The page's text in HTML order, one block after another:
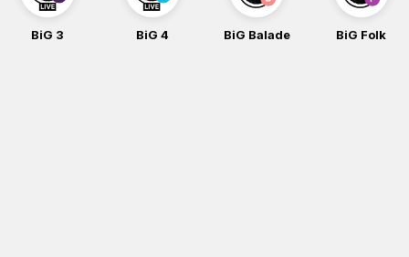
BiG 3 BiG 4 BiG Balade BiG Folk